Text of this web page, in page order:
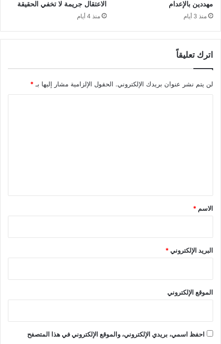
مهددين بالإعدام
منذ 3 أيام
الاعتقال جريمة لا تخفي الحقيقة
منذ 4 أيام
اترك تعليقاً
لن يتم نشر عنوان بريدك الإلكتروني. الحقول الإلزامية مشار إليها بـ *
*
الاسم *
البريد الإلكتروني*
الموقع الإلكتروني
احفظ اسمي، بريدي الإلكتروني، والموقع الإلكتروني في هذا المتصفح